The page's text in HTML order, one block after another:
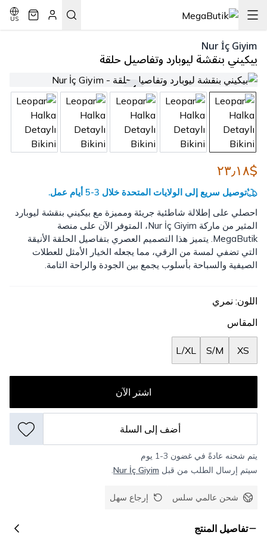
US
Nur İç Giyim
بيكيني بنقشة ليوبارد وتفاصيل حلقة
$٢٣٫١٨
توصيل سريع إلى الولايات المتحدة خلال 3-5 أيام عمل.
احصلي على إطلالة شاطئية جريئة ومميزة مع بيكيني بنقشة ليوبارد
المثير من ماركة Nur İç Giyim، المتوفر الآن على منصة
MegaButik. يتميز هذا التصميم العصري بتفاصيل الحلقة الأنيقة
التي تضفي لمسة من الرقي، مما يجعله الخيار الأمثل للعطلات
الصيفية والسباحة بأسلوب يجمع بين الجودة والراحة التامة.
اللون: نمري
المقاس
XS
S/M
L/XL
اشتر الآن
أضف إلى السلة
يتم شحنه عادةً في غضون 3-1 يوم
سيتم إرسال الطلب من قبل Nur İç Giyim
.
شحن عالمي سلس إرجاع سهل
تفاصيل المنتج